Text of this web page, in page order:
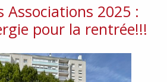
Associations 2025 :
pour la rentrée!!!